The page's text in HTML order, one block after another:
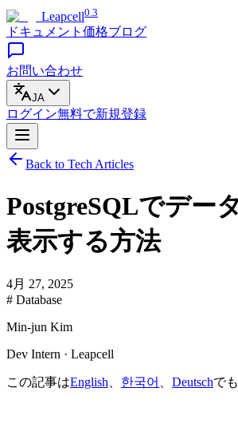
Leapcell0.3
ドキュメント 価格ブログ
お問い合わせ
JA
ログイン無料で新規登録
Back to Tech Articles
PostgreSQLでデー
表示する方法
4月 27, 2025
# Database
Min-jun Kim
Dev Intern · Leapcell
この記事はEnglish 한국어 Deutschで